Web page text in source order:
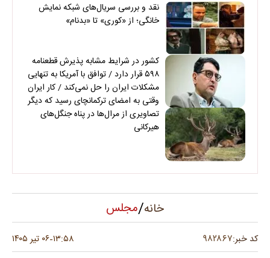
نقد و بررسی سریال‌های شبکه نمایش
خانگی؛ از «کوری» تا «بدنام»
کشور در شرایط مشابه پذیرش قطعنامه
۵۹۸ قرار دارد / توافق با آمریکا به تنهایی
مشکلات ایران را حل نمی‌کند / کار ایران
وقتی به امضای ترکمانچای رسید که دیگر
چاره‌ای نبود
تصاویری از مرال‌ها در پناه جنگل‌های
هیرکانی
خانه/مجلس
کد خبر:۹۸۲۸۶۷ ۱۳:۵۸-۰۶ تیر ۱۴۰۵